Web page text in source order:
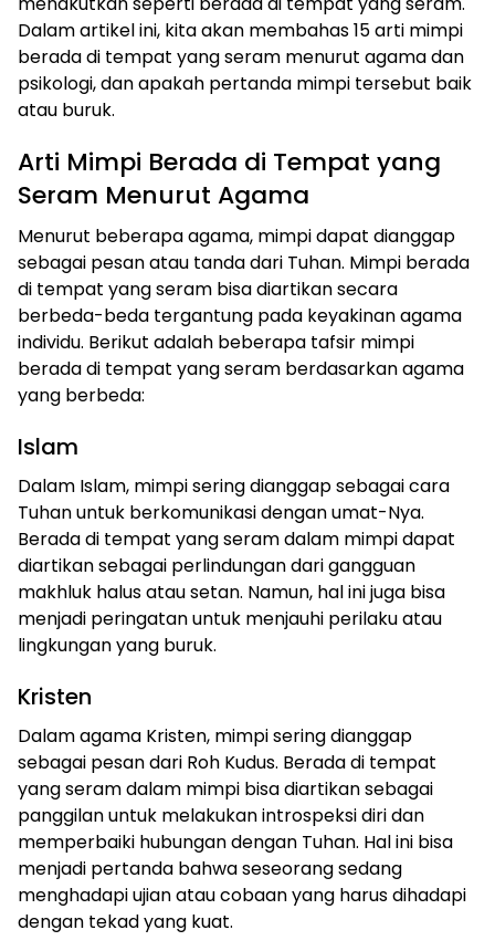
Dalam artikel ini, kita akan membahas 15 arti mimpi
berada di tempat yang seram menurut agama dan
psikologi, dan apakah pertanda mimpi tersebut baik
atau buruk.
Arti Mimpi Berada di Tempat yang
Seram Menurut Agama
Menurut beberapa agama, mimpi dapat dianggap
sebagai pesan atau tanda dari Tuhan. Mimpi berada
di tempat yang seram bisa diartikan secara
berbeda-beda tergantung pada keyakinan agama
individu. Berikut adalah beberapa tafsir mimpi
berada di tempat yang seram berdasarkan agama
yang berbeda:
Islam
Dalam Islam, mimpi sering dianggap sebagai cara
Tuhan untuk berkomunikasi dengan umat-Nya.
Berada di tempat yang seram dalam mimpi dapat
diartikan sebagai perlindungan dari gangguan
makhluk halus atau setan. Namun, hal ini juga bisa
menjadi peringatan untuk menjauhi perilaku atau
lingkungan yang buruk.
Kristen
Dalam agama Kristen, mimpi sering dianggap
sebagai pesan dari Roh Kudus. Berada di tempat
yang seram dalam mimpi bisa diartikan sebagai
panggilan untuk melakukan introspeksi diri dan
memperbaiki hubungan dengan Tuhan. Hal ini bisa
menjadi pertanda bahwa seseorang sedang
menghadapi ujian atau cobaan yang harus dihadapi
dengan tekad yang kuat.